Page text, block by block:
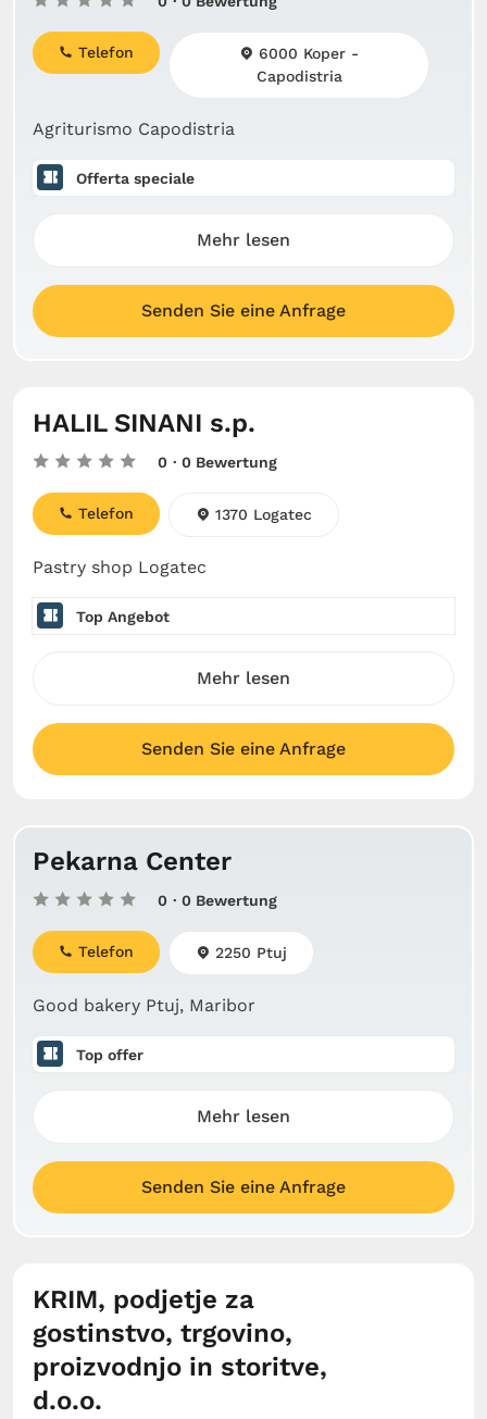
Agriturismo Capodistria
Telefon
6000 Koper -
Capodistria
Offerta speciale
Mehr lesen
Senden Sie eine Anfrage
HALIL SINANI s.p.
0 · 0 Bewertung
Pastry shop Logatec
Telefon 1370 Logatec
Top Angebot
Mehr lesen
Senden Sie eine Anfrage
Pekarna Center
0 · 0 Bewertung
Good bakery Ptuj, Maribor
Telefon 2250 Ptuj
Top offer
Mehr lesen
Senden Sie eine Anfrage
KRIM, podjetje za
gostinstvo, trgovino,
proizvodnjo in storitve,
d.o.o.